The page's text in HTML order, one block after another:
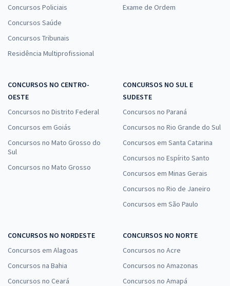
Concursos Policiais
Concursos Saúde
Concursos Tribunais
Residência Multiprofissional
Exame de Ordem
CONCURSOS NO CENTRO-
OESTE
Concursos no Distrito Federal
Concursos em Goiás
Concursos no Mato Grosso do
Sul
Concursos no Mato Grosso
CONCURSOS NO SUL E
SUDESTE
Concursos no Paraná
Concursos no Rio Grande do Sul
Concursos em Santa Catarina
Concursos no Espírito Santo
Concursos em Minas Gerais
Concursos no Rio de Janeiro
Concursos em São Paulo
CONCURSOS NO NORDESTE
Concursos em Alagoas
Concursos na Bahia
Concursos no Ceará
CONCURSOS NO NORTE
Concursos no Acre
Concursos no Amazonas
Concursos no Amapá